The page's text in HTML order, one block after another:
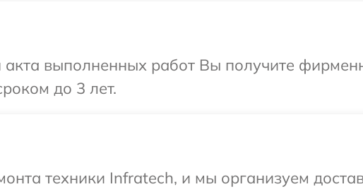
выполненных работ Вы получите
до 3 лет.
техники Infratech, и мы организуем